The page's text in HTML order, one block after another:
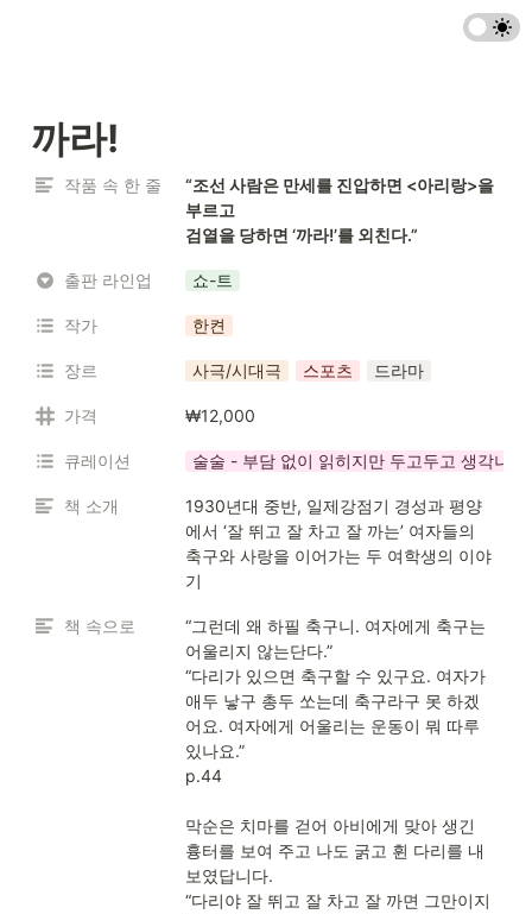
까라!
작품 속 한 줄
“조선 사람은 만세를 진압하면 <아리랑>을
부르고
검열을 당하면 ‘까라!’를 외친다.”
출판 라인업 쇼-트
작가 한켠
장르 사극/시대극 스포츠 드라마
가격 ₩12,000
큐레이션 술술 - 부담 없이 읽히지만 두고두고 생각나는
책 소개
1930년대 중반, 일제강점기 경성과 평양
에서 ‘잘 뛰고 잘 차고 잘 까는’ 여자들의
축구와 사랑을 이어가는 두 여학생의 이야
기
책 속으로
“그런데 왜 하필 축구니. 여자에게 축구는
어울리지 않는단다.”
“다리가 있으면 축구할 수 있구요. 여자가
애두 낳구 총두 쏘는데 축구라구 못 하겠
어요. 여자에게 어울리는 운동이 뭐 따루
있나요.”
p.44
막순은 치마를 걷어 아비에게 맞아 생긴
흉터를 보여 주고 나도 굵고 휜 다리를 내
보였답니다.
“다리야 잘 뛰고 잘 차고 잘 까면 그만이지